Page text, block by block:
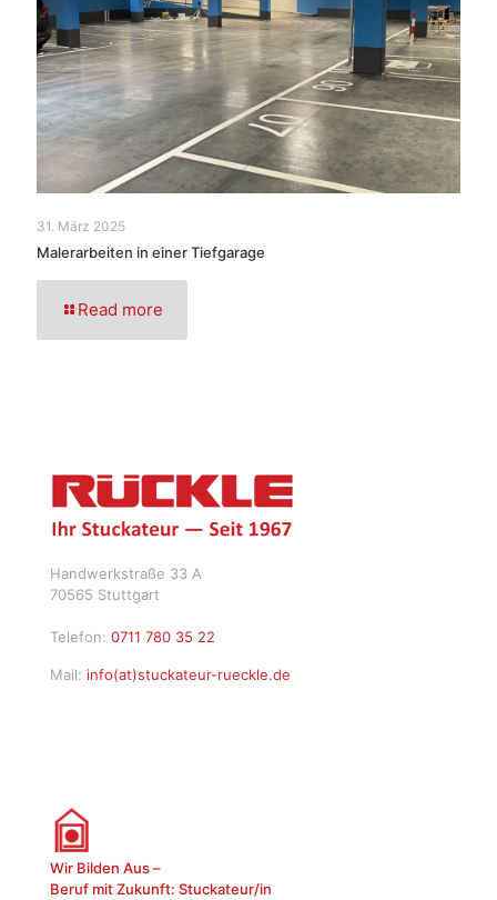
31. März 2025
Malerarbeiten in einer Tiefgarage
Read more
Handwerkstraße 33 A
70565 Stuttgart
Telefon: 0711 780 35 22
Mail: info(at)stuckateur-rueckle.de
Wir Bilden Aus –
Beruf mit Zukunft: Stuckateur/in